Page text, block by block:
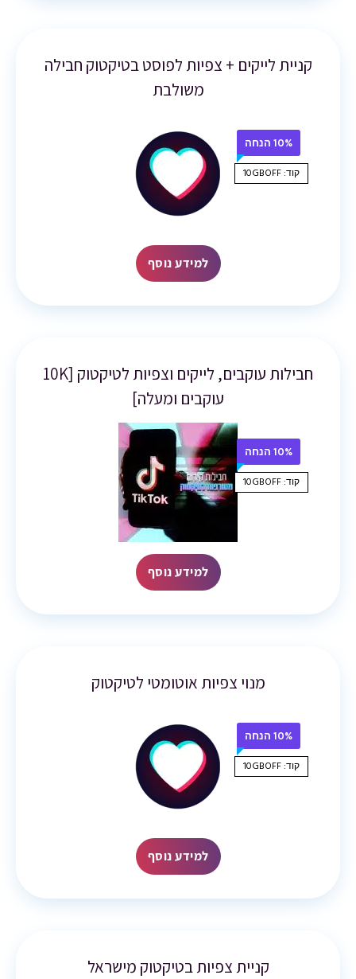
קניית לייקים + צפיות לפוסט בטיקטוק חבילה
משולבת
10% הנחה
קוד: 10GBOFF
למידע נוסף
חבילות עוקבים, לייקים וצפיות לטיקטוק [10K
עוקבים ומעלה]
10% הנחה
קוד: 10GBOFF
למידע נוסף
מנוי צפיות אוטומטי לטיקטוק
10% הנחה
קוד: 10GBOFF
למידע נוסף
קניית צפיות בטיקטוק מישראל